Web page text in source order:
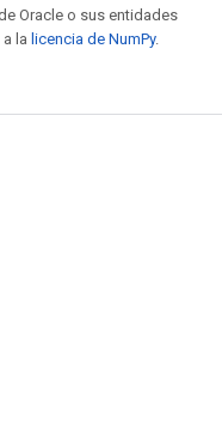
Oracle o sus entidades
la licencia de NumPy.